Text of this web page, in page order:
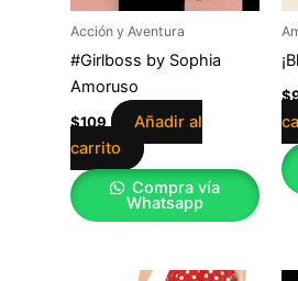
Acción y Aventura
#Girlboss by Sophia
Amoruso
$109
Añadir al
carrito
Compra vía
Whatsapp
$